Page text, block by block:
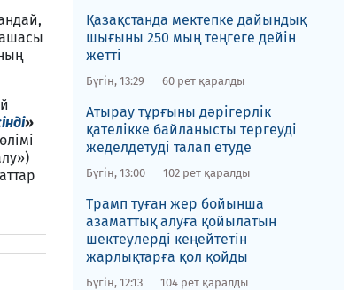
»
Қазақстанда мектепке дайындық
шығыны 250 мың теңгеге дейін
жетті
Бүгін, 13:29 60 рет қаралды
Атырау тұрғыны дәрігерлік
қателікке байланысты тергеуді
жеделдетуді талап етуде
Бүгін, 13:00 102 рет қаралды
Трамп туған жер бойынша
азаматтық алуға қойылатын
шектеулерді кеңейтетін
жарлықтарға қол қойды
Бүгін, 12:13 104 рет қаралды